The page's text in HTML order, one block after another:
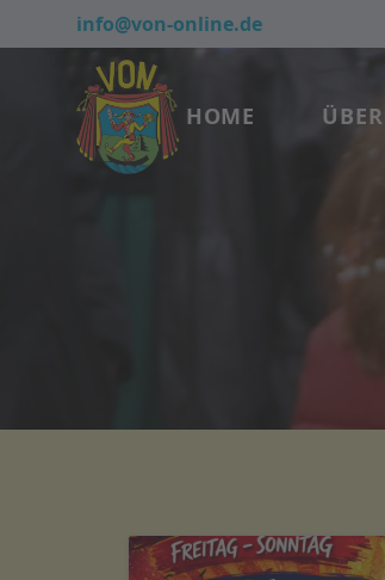
info@von-online.de
HOME